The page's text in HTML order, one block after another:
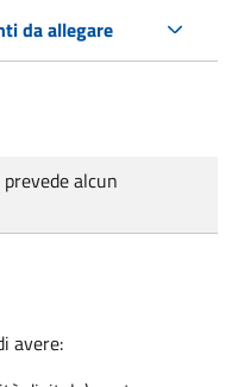
da allegare
alcun
avere: